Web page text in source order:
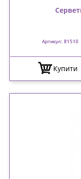
Артикул: 81510
Купити